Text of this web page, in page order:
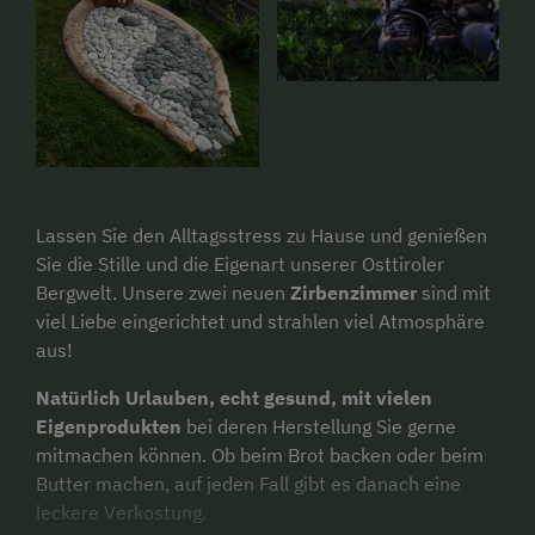
Lassen Sie den Alltagsstress zu Hause und genießen
Sie die Stille und die Eigenart unserer Osttiroler
Bergwelt. Unsere zwei neuen Zirbenzimmer sind mit
viel Liebe eingerichtet und strahlen viel Atmosphäre
aus!
Natürlich Urlauben, echt gesund, mit vielen
Eigenprodukten bei deren Herstellung Sie gerne
mitmachen können. Ob beim Brot backen oder beim
Butter machen, auf jeden Fall gibt es danach eine
leckere Verkostung.